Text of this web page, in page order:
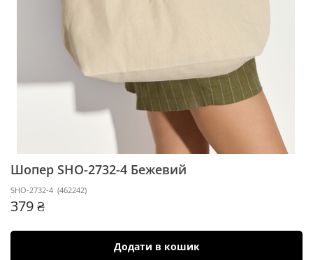
Шопер SHO-2732-4 Бежевий
SHO-2732-4 (462242)
379 ₴
Додати в кошик